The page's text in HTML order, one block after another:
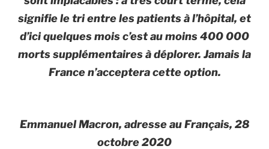
signifie le tri entre les patients à l’hôpital, et
d’ici quelques mois c’est au moins 400 000
morts supplémentaires à déplorer. Jamais la
France n’acceptera cette option.
Emmanuel Macron, adresse au Français, 28
octobre 2020